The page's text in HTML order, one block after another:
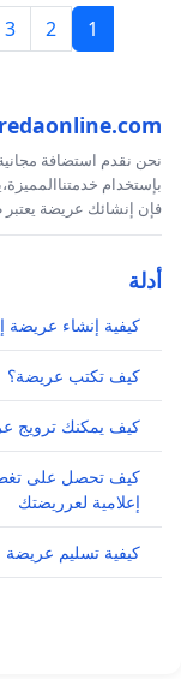
1
2
3
نحن نقدم استضافة
بإستخدام
فإن إنشائك عريضة يعتبر
أدلة
كيفية إنشاء عريضة
كيف تكتب عريضة؟
كيف يمكنك ترويج
كيف تحصل على
إعلامية لعرريضتك
كيفية تسليم عريضة